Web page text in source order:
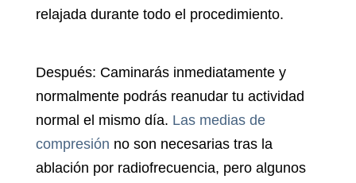
relajada durante todo el procedimiento.
Después: Caminarás inmediatamente y
normalmente podrás reanudar tu actividad
normal el mismo día. Las medias de
compresión no son necesarias tras la
ablación por radiofrecuencia, pero algunos